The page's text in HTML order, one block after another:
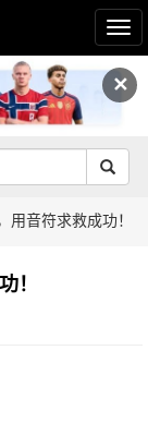
✕
音符求救成功！
！